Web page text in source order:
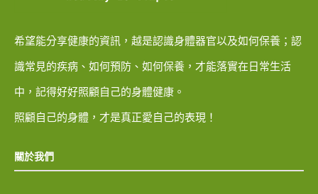
希望能分享健康的資訊，越是認識身體器官以及如何保養；認
識常見的疾病、如何預防、如何保養，才能落實在日常生活
中，記得好好照顧自己的身體健康。
照顧自己的身體，才是真正愛自己的表現！
關於我們